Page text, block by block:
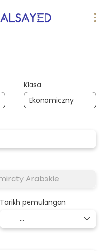
Klasa
Tarikh pemulangan